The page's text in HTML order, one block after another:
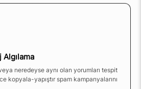
neredeyse aynı olan yorumları tespit
kopyala-yapıştır spam kampanyalarını